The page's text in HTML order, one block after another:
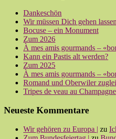
Dankeschön
Wir müssen Dich gehen lassen
Bocuse – ein Monument
Zum 2026
À mes amis gourmands –
Kann ein Pastis alt werden?
Zum 2025
À mes amis gourmands –
Romand und Oberwiler
Tripes de veau au Champagne
Neueste Kommentare
Wir gehören zu Europa | zu